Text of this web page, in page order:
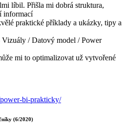
líbil. Přišla mi dobrá struktura,
informací
praktické příklady a ukázky, tipy a
Vizuály / Datový model / Power
mi to optimalizovat už vytvořené
bi-prakticky/
(6/2020)